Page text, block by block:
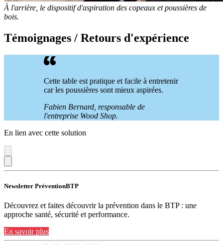
À l'arrière, le dispositif d'aspiration des copeaux et poussières de
bois.
Témoignages / Retours d'expérience
Cette table est pratique et facile à entretenir
car les poussières sont mieux aspirées.
Fabien Bernard, responsable de
l'entreprise Wood Shop.
En lien avec cette solution
Newsletter PréventionBTP
Découvrez et faites découvrir la prévention dans le BTP : une
approche santé, sécurité et performance.
En savoir plus